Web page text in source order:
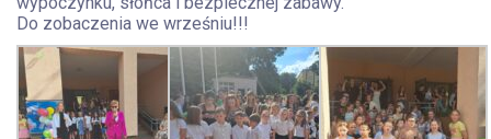
Do zobaczenia we wrześniu!!!